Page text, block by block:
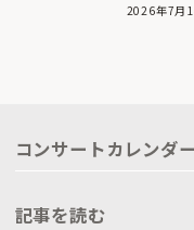
2026年7月
コンサートカレンダー
記事を読む